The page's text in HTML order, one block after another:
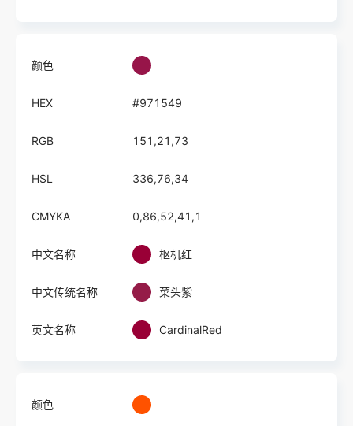
颜色
HEX #971549
RGB 151,21,73
HSL 336,76,34
CMYKA 0,86,52,41,1
中文名称 枢机红
中文传统名称 菜头紫
英文名称 CardinalRed
颜色